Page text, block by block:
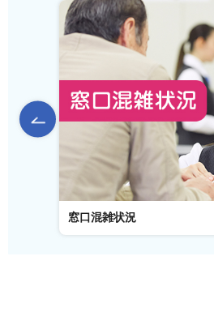
前のスライドを表示
窓口混雑状況